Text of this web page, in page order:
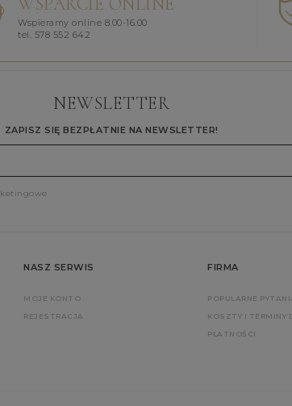
Wspieramy online 8.00-16.00
tel. 578 552 642
NEWSLETTER
ZAPISZ SIĘ BEZPŁATNIE NA NEWSLETTER!
NASZ SERWIS
MOJE KONTO
REJESTRACJA
FIRMA
POPULARNE
KOSZTY I TERMINY
PŁATNOŚCI